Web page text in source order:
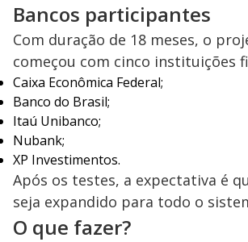
Bancos participantes
Com duração de 18 meses, o
começou com cinco instituições
Caixa Econômica Federal;
Banco do Brasil;
Itaú Unibanco;
Nubank;
XP Investimentos.
Após os testes, a expectativa é
seja expandido para todo o
O que fazer?